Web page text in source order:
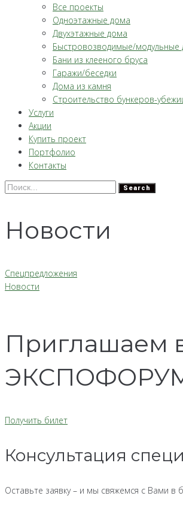
Все проекты
Одноэтажные дома
Двухэтажные дома
Быстровозводимые/модульные
Бани из клееного бруса
Гаражи/беседки
Дома из камня
Строительство бункеров-
Услуги
Акции
Купить проект
Портфолио
Контакты
Search
Новости
Спецпредложения
Новости
Приглашаем
ЭКСПОФОРУМ
Получить билет
Консультация
Оставьте заявку – и мы свяжемся с Вами в